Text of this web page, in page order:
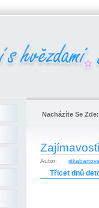
Nacházíte Se Zde:
Zajímavosti
Autor:
Třicet dnů